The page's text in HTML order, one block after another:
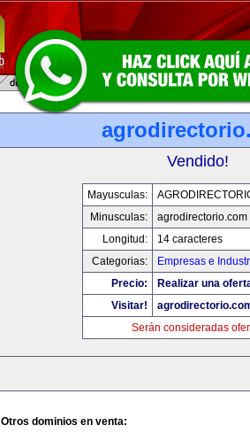
Vendido!
Mayusculas:
Minusculas:
agrodirectorio.com
Longitud:
14 caracteres
Categorias:
Empresas e
Precio:
Realizar una
Visitar!
Serán consideradas
Otros dominios en venta: